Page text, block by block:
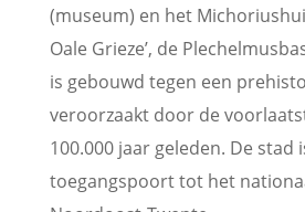
(museum) en het
Oale Grieze’, de
is gebouwd tegen een
veroorzaakt door de
100.000 jaar geleden. De stad
toegangspoort tot het